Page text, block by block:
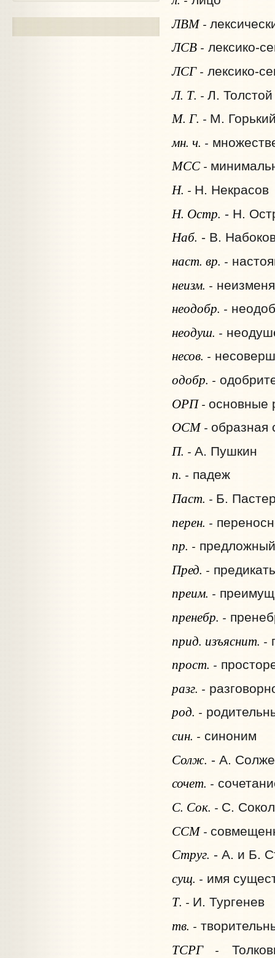
ЛВМ -
ЛСВ - лексико-
ЛСГ - лексико-
Л. Т. - Л. Толстой
М. Г. - М.
мн. ч. -
МСС -
Н. - Н. Некрасов
Н. Остр. - Н.
Наб. - В.
наст. вр. -
неизм. -
неодобр. -
неодуш. -
несов. -
одобр. -
ОРП - основные
ОСМ - образная
П. - А. Пушкин
п. - падеж
Паст. - Б.
перен. -
пр. -
Пред. -
преим. -
пренебр. -
прид. изъяснит. -
прост. -
разг. -
род. -
син. - синоним
Солж. - А.
сочет. -
С. Сок. - С.
ССМ -
Струг. - А. и Б.
сущ. - имя
Т. - И. Тургенев
тв. -
ТСРГ -